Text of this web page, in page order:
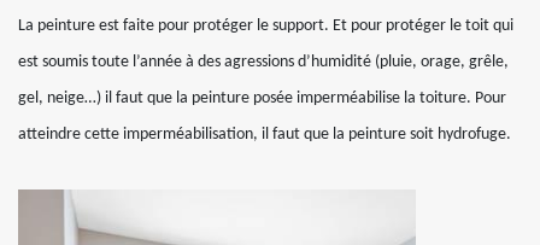
La peinture est faite pour protéger le support. Et pour protéger le toit qui
est soumis toute l’année à des agressions d’humidité (pluie, orage, grêle,
gel, neige…) il faut que la peinture posée imperméabilise la toiture. Pour
atteindre cette imperméabilisation, il faut que la peinture soit hydrofuge.